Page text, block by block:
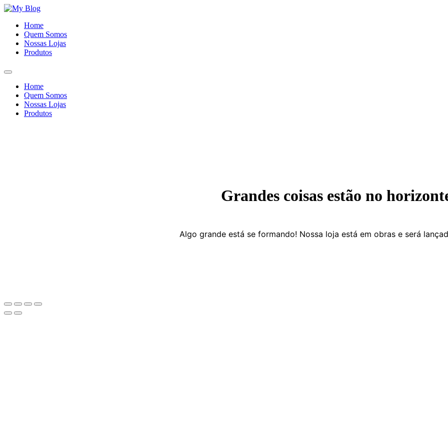
Ir
conteúdo
Home
Quem Somos
Nossas Lojas
Produtos
Home
Quem Somos
Nossas Lojas
Produtos
Grandes coisas estão no
Algo grande está se formando! Nossa loja está em obras e será